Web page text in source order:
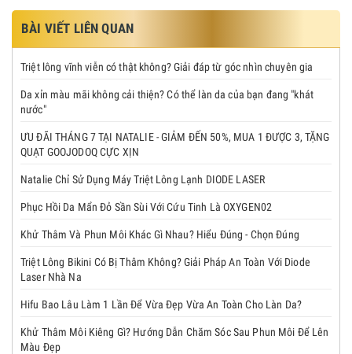
BÀI VIẾT LIÊN QUAN
Triệt lông vĩnh viễn có thật không? Giải đáp từ góc nhìn chuyên gia
Da xỉn màu mãi không cải thiện? Có thể làn da của bạn đang "khát
nước"
ƯU ĐÃI THÁNG 7 TẠI NATALIE - GIẢM ĐẾN 50%, MUA 1 ĐƯỢC 3, TẶNG
QUẠT GOOJODOQ CỰC XỊN
Natalie Chỉ Sử Dụng Máy Triệt Lông Lạnh DIODE LASER
Phục Hồi Da Mẩn Đỏ Sần Sùi Với Cứu Tinh Là OXYGEN02
Khử Thâm Và Phun Môi Khác Gì Nhau? Hiểu Đúng - Chọn Đúng
Triệt Lông Bikini Có Bị Thâm Không? Giải Pháp An Toàn Với Diode
Laser Nhà Na
Hifu Bao Lâu Làm 1 Lần Để Vừa Đẹp Vừa An Toàn Cho Làn Da?
Khử Thâm Môi Kiêng Gì? Hướng Dẫn Chăm Sóc Sau Phun Môi Để Lên
Màu Đẹp